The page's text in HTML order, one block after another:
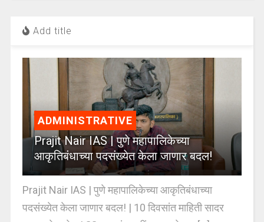
Add title
ADMINISTRATIVE
Prajit Nair IAS | पुणे महापालिकेच्या
आकृतिबंधाच्या पदसंख्येत केला जाणार बदल!
Prajit Nair IAS | पुणे महापालिकेच्या आकृतिबंधाच्या
पदसंख्येत केला जाणार बदल! | 10 दिवसांत माहिती सादर